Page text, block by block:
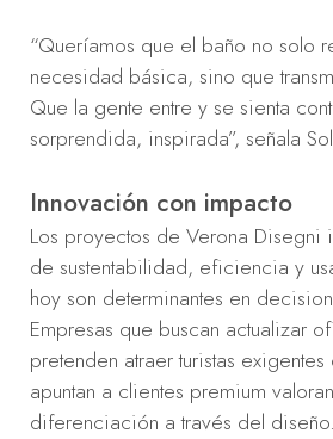
“Queríamos que el baño no solo
necesidad básica, sino que
Que la gente entre y se sienta
sorprendida, inspirada”, señala
Innovación con impacto
Los proyectos de Verona Disegni
de sustentabilidad, eficiencia y
hoy son determinantes en
Empresas que buscan actualizar
pretenden atraer turistas
apuntan a clientes premium
diferenciación a través del diseño.